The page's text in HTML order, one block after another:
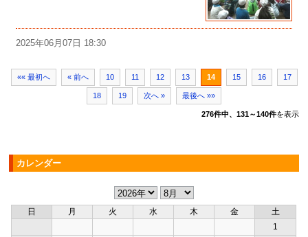
2025年06月07日 18:30
«« 最初へ « 前へ 10 11 12 13 14 15 16 17
18 19 次へ » 最後へ »»
276件中、131～140件を表示
カレンダー
日 月 火 水 木 金
土
1